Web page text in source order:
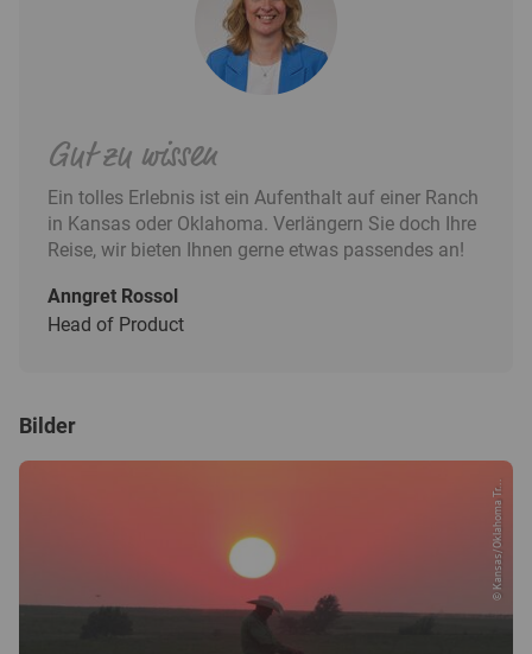
Gut zu wissen
Ein tolles Erlebnis ist ein Aufenthalt auf einer Ranch
in Kansas oder Oklahoma. Verlängern Sie doch Ihre
Reise, wir bieten Ihnen gerne etwas passendes an!
Anngret Rossol
Head of Product
Bilder
© Kansas/Oklahoma Tr...